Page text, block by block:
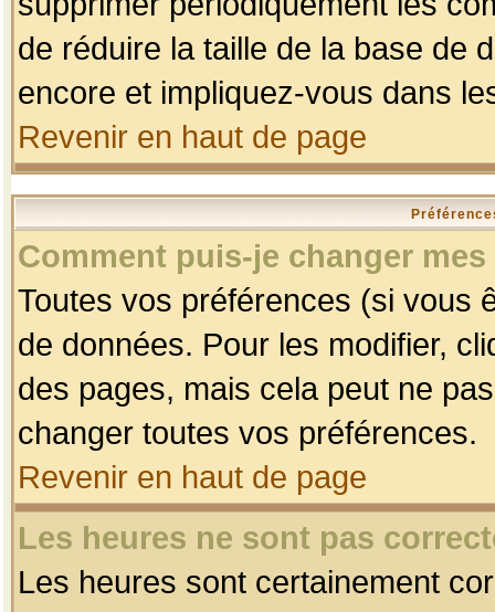
de réduire la taille de la base de
encore et impliquez-vous dans
Revenir en haut de page
Comment puis-je changer
Toutes vos préférences (si vous
de données. Pour les modifier,
des pages, mais cela peut ne
changer toutes vos préférences.
Revenir en haut de page
Les heures ne sont pas
Les heures sont certainement